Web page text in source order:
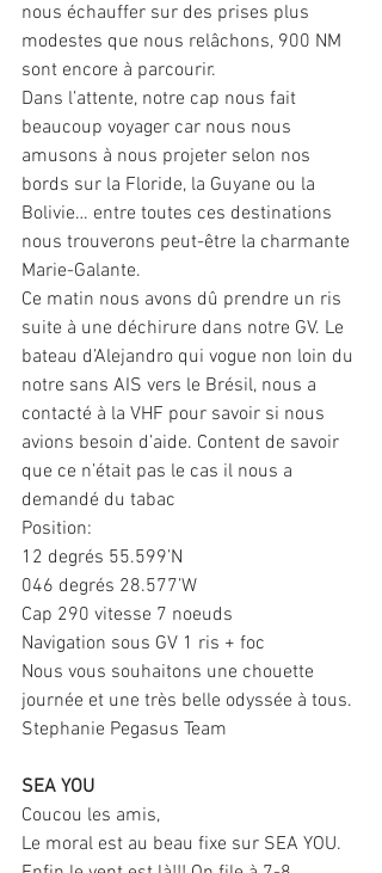
nous échauffer sur des prises plus
modestes que nous relâchons, 900 NM
sont encore à parcourir.
Dans l’attente, notre cap nous fait
beaucoup voyager car nous nous
amusons à nous projeter selon nos
bords sur la Floride, la Guyane ou la
Bolivie… entre toutes ces destinations
nous trouverons peut-être la charmante
Marie-Galante.
Ce matin nous avons dû prendre un ris
suite à une déchirure dans notre GV. Le
bateau d’Alejandro qui vogue non loin du
notre sans AIS vers le Brésil, nous a
contacté à la VHF pour savoir si nous
avions besoin d’aide. Content de savoir
que ce n’était pas le cas il nous a
demandé du tabac
Position:
12 degrés 55.599’N
046 degrés 28.577’W
Cap 290 vitesse 7 noeuds
Navigation sous GV 1 ris + foc
Nous vous souhaitons une chouette
journée et une très belle odyssée à tous.
Stephanie Pegasus Team
SEA YOU
Coucou les amis,
Le moral est au beau fixe sur SEA YOU.